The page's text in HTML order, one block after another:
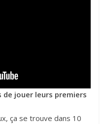
jouer leurs premiers
ça se trouve dans 10